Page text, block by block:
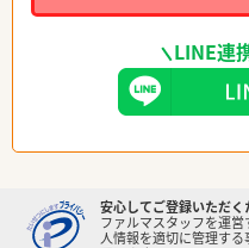
LINE連
安心してご登録いただく
ファルマスタッフを運営
人情報を適切に管理す